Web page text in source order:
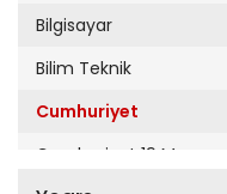
Bilgisayar
Bilim Teknik
Cumhuriyet
Cumhuriyet 19 Mayıs